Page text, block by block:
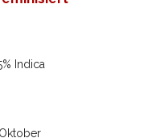
Indica